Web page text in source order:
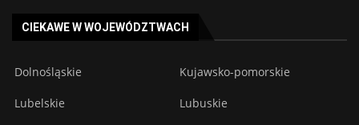
CIEKAWE W WOJEWÓDZTWACH
Dolnośląskie Kujawsko-pomorskie
Lubelskie Lubuskie